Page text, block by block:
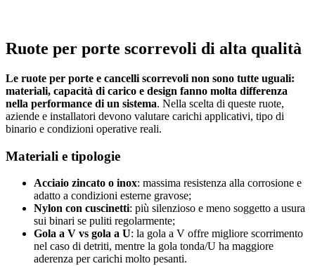
Ruote per porte scorrevoli di alta qualità
Le ruote per porte e cancelli scorrevoli non sono tutte uguali:
materiali, capacità di carico e design fanno molta differenza
nella performance di un sistema. Nella scelta di queste ruote,
aziende e installatori devono valutare carichi applicativi, tipo di
binario e condizioni operative reali.
Materiali e tipologie
Acciaio zincato o inox: massima resistenza alla corrosione e
adatto a condizioni esterne gravose;
Nylon con cuscinetti: più silenzioso e meno soggetto a usura
sui binari se puliti regolarmente;
Gola a V vs gola a U: la gola a V offre migliore scorrimento
nel caso di detriti, mentre la gola tonda/U ha maggiore
aderenza per carichi molto pesanti.